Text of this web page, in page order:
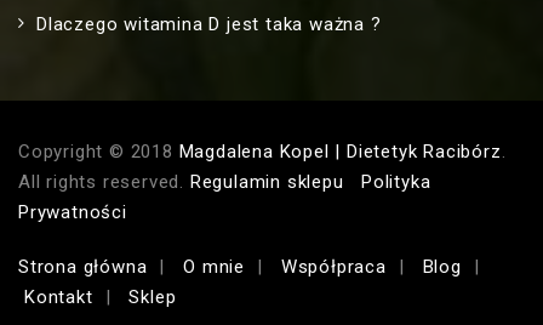
Dlaczego witamina D jest taka ważna ?
Copyright © 2018 Magdalena Kopel | Dietetyk Racibórz.
All rights reserved. Regulamin sklepu
Polityka
Prywatności
Strona główna O mnie Współpraca
Blog
Kontakt
Sklep